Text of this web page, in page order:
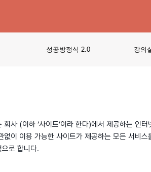
성공방정식 2.0 강의
사 (이하 ‘사이트’이라 한다)에서 제공하는 인
없이 이용 가능한 사이트가 제공하는 모든 서비
로 합니다.